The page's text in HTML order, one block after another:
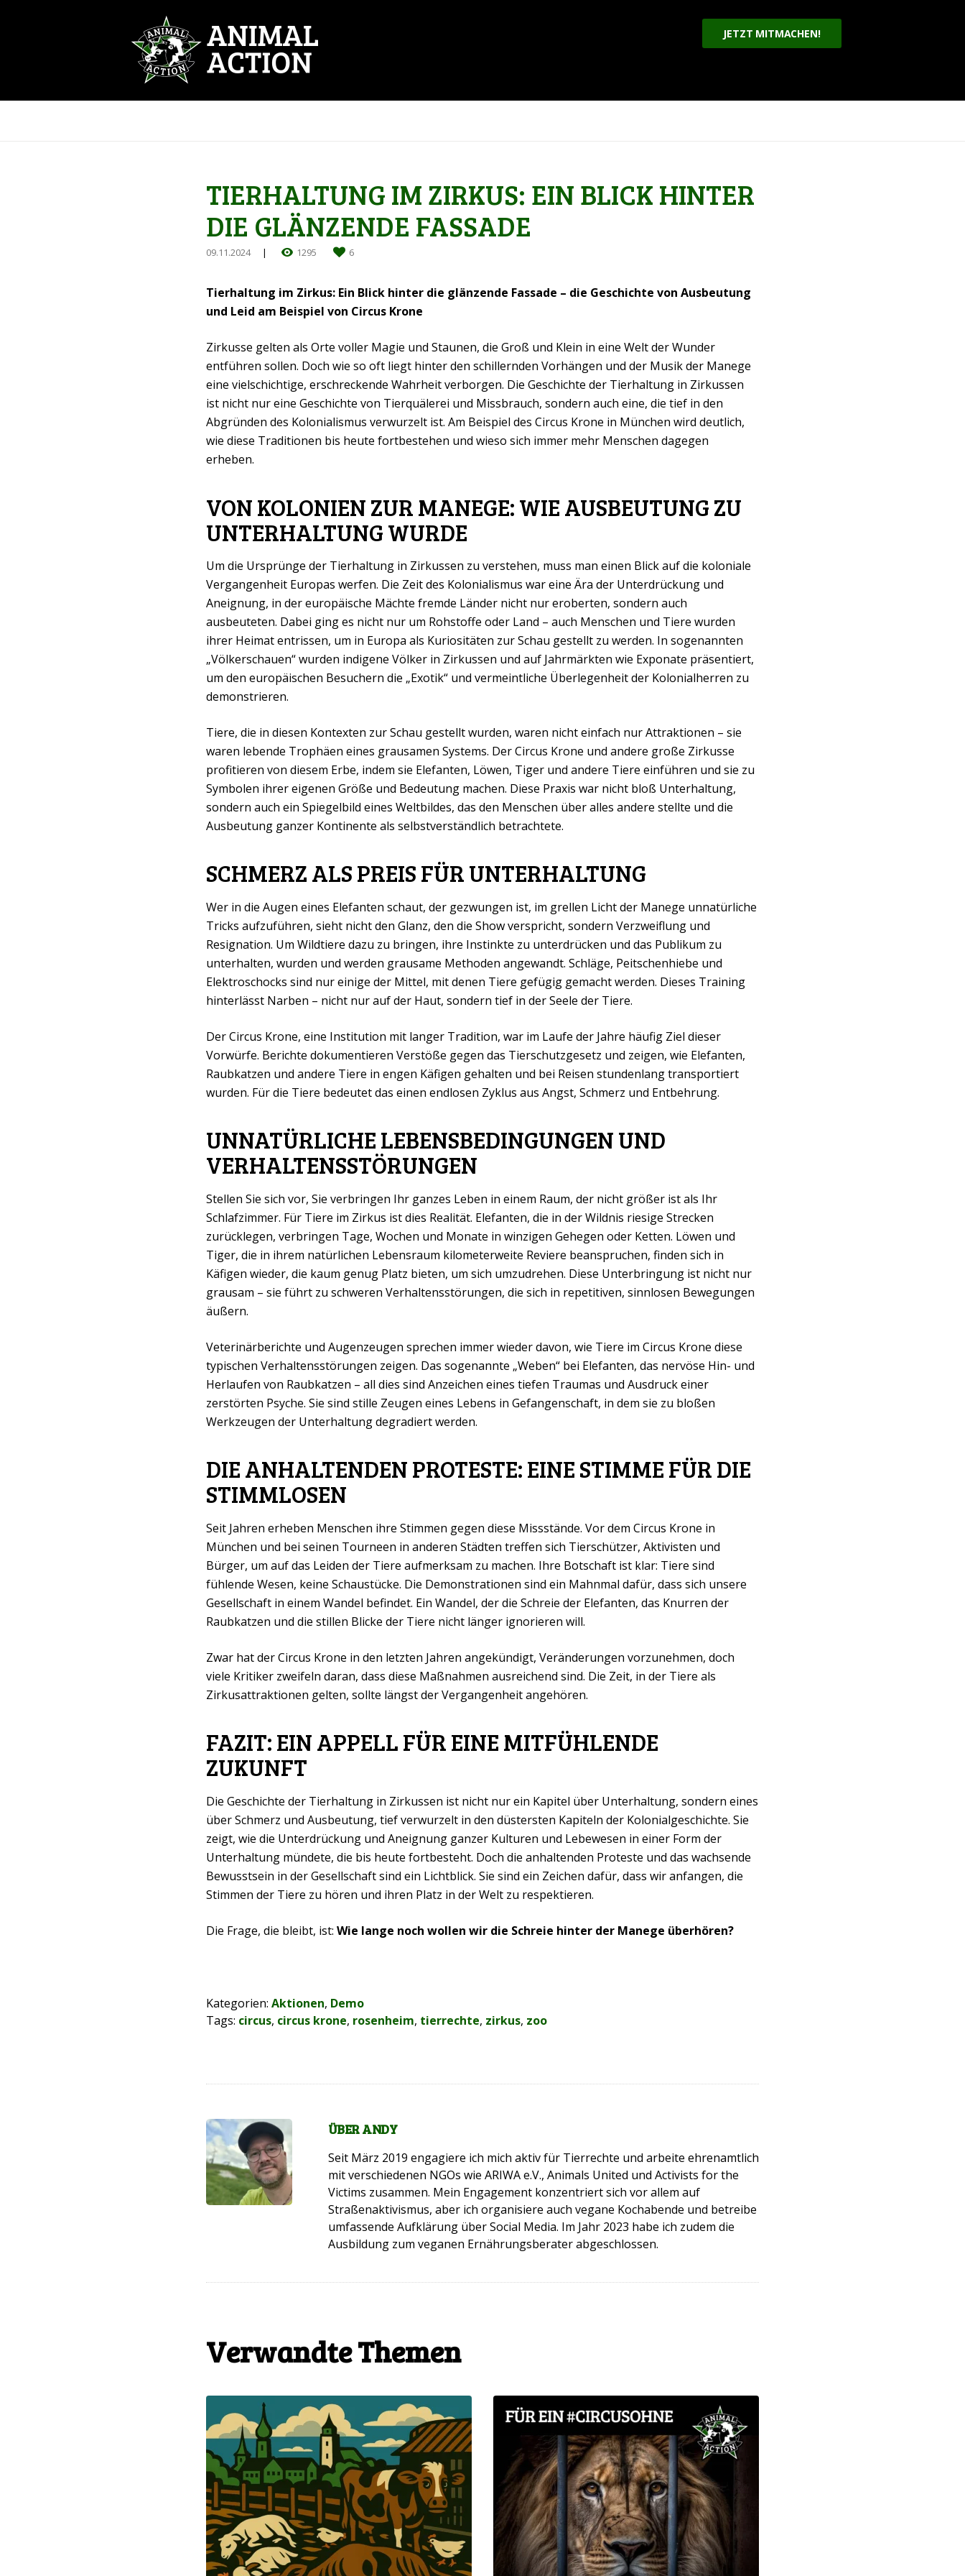
JETZT MITMACHEN!
TIERHALTUNG IM ZIRKUS: EIN BLICK HINTER
DIE GLÄNZENDE FASSADE
09.11.2024 1295 6
Tierhaltung im Zirkus: Ein Blick hinter die glänzende Fassade – die Geschichte von Ausbeutung
und Leid am Beispiel von Circus Krone
Zirkusse gelten als Orte voller Magie und Staunen, die Groß und Klein in eine Welt der Wunder
entführen sollen. Doch wie so oft liegt hinter den schillernden Vorhängen und der Musik der Manege
eine vielschichtige, erschreckende Wahrheit verborgen. Die Geschichte der Tierhaltung in Zirkussen
ist nicht nur eine Geschichte von Tierquälerei und Missbrauch, sondern auch eine, die tief in den
Abgründen des Kolonialismus verwurzelt ist. Am Beispiel des Circus Krone in München wird deutlich,
wie diese Traditionen bis heute fortbestehen und wieso sich immer mehr Menschen dagegen
erheben.
VON KOLONIEN ZUR MANEGE: WIE AUSBEUTUNG ZU
UNTERHALTUNG WURDE
Um die Ursprünge der Tierhaltung in Zirkussen zu verstehen, muss man einen Blick auf die koloniale
Vergangenheit Europas werfen. Die Zeit des Kolonialismus war eine Ära der Unterdrückung und
Aneignung, in der europäische Mächte fremde Länder nicht nur eroberten, sondern auch
ausbeuteten. Dabei ging es nicht nur um Rohstoffe oder Land – auch Menschen und Tiere wurden
ihrer Heimat entrissen, um in Europa als Kuriositäten zur Schau gestellt zu werden. In sogenannten
„Völkerschauen“ wurden indigene Völker in Zirkussen und auf Jahrmärkten wie Exponate präsentiert,
um den europäischen Besuchern die „Exotik“ und vermeintliche Überlegenheit der Kolonialherren zu
demonstrieren.
Tiere, die in diesen Kontexten zur Schau gestellt wurden, waren nicht einfach nur Attraktionen – sie
waren lebende Trophäen eines grausamen Systems. Der Circus Krone und andere große Zirkusse
profitieren von diesem Erbe, indem sie Elefanten, Löwen, Tiger und andere Tiere einführen und sie zu
Symbolen ihrer eigenen Größe und Bedeutung machen. Diese Praxis war nicht bloß Unterhaltung,
sondern auch ein Spiegelbild eines Weltbildes, das den Menschen über alles andere stellte und die
Ausbeutung ganzer Kontinente als selbstverständlich betrachtete.
SCHMERZ ALS PREIS FÜR UNTERHALTUNG
Wer in die Augen eines Elefanten schaut, der gezwungen ist, im grellen Licht der Manege unnatürliche
Tricks aufzuführen, sieht nicht den Glanz, den die Show verspricht, sondern Verzweiflung und
Resignation. Um Wildtiere dazu zu bringen, ihre Instinkte zu unterdrücken und das Publikum zu
unterhalten, wurden und werden grausame Methoden angewandt. Schläge, Peitschenhiebe und
Elektroschocks sind nur einige der Mittel, mit denen Tiere gefügig gemacht werden. Dieses Training
hinterlässt Narben – nicht nur auf der Haut, sondern tief in der Seele der Tiere.
Der Circus Krone, eine Institution mit langer Tradition, war im Laufe der Jahre häufig Ziel dieser
Vorwürfe. Berichte dokumentieren Verstöße gegen das Tierschutzgesetz und zeigen, wie Elefanten,
Raubkatzen und andere Tiere in engen Käfigen gehalten und bei Reisen stundenlang transportiert
wurden. Für die Tiere bedeutet das einen endlosen Zyklus aus Angst, Schmerz und Entbehrung.
UNNATÜRLICHE LEBENSBEDINGUNGEN UND
VERHALTENSSTÖRUNGEN
Stellen Sie sich vor, Sie verbringen Ihr ganzes Leben in einem Raum, der nicht größer ist als Ihr
Schlafzimmer. Für Tiere im Zirkus ist dies Realität. Elefanten, die in der Wildnis riesige Strecken
zurücklegen, verbringen Tage, Wochen und Monate in winzigen Gehegen oder Ketten. Löwen und
Tiger, die in ihrem natürlichen Lebensraum kilometerweite Reviere beanspruchen, finden sich in
Käfigen wieder, die kaum genug Platz bieten, um sich umzudrehen. Diese Unterbringung ist nicht nur
grausam – sie führt zu schweren Verhaltensstörungen, die sich in repetitiven, sinnlosen Bewegungen
äußern.
Veterinärberichte und Augenzeugen sprechen immer wieder davon, wie Tiere im Circus Krone diese
typischen Verhaltensstörungen zeigen. Das sogenannte „Weben“ bei Elefanten, das nervöse Hin- und
Herlaufen von Raubkatzen – all dies sind Anzeichen eines tiefen Traumas und Ausdruck einer
zerstörten Psyche. Sie sind stille Zeugen eines Lebens in Gefangenschaft, in dem sie zu bloßen
Werkzeugen der Unterhaltung degradiert werden.
DIE ANHALTENDEN PROTESTE: EINE STIMME FÜR DIE
STIMMLOSEN
Seit Jahren erheben Menschen ihre Stimmen gegen diese Missstände. Vor dem Circus Krone in
München und bei seinen Tourneen in anderen Städten treffen sich Tierschützer, Aktivisten und
Bürger, um auf das Leiden der Tiere aufmerksam zu machen. Ihre Botschaft ist klar: Tiere sind
fühlende Wesen, keine Schaustücke. Die Demonstrationen sind ein Mahnmal dafür, dass sich unsere
Gesellschaft in einem Wandel befindet. Ein Wandel, der die Schreie der Elefanten, das Knurren der
Raubkatzen und die stillen Blicke der Tiere nicht länger ignorieren will.
Zwar hat der Circus Krone in den letzten Jahren angekündigt, Veränderungen vorzunehmen, doch
viele Kritiker zweifeln daran, dass diese Maßnahmen ausreichend sind. Die Zeit, in der Tiere als
Zirkusattraktionen gelten, sollte längst der Vergangenheit angehören.
FAZIT: EIN APPELL FÜR EINE MITFÜHLENDE
ZUKUNFT
Die Geschichte der Tierhaltung in Zirkussen ist nicht nur ein Kapitel über Unterhaltung, sondern eines
über Schmerz und Ausbeutung, tief verwurzelt in den düstersten Kapiteln der Kolonialgeschichte. Sie
zeigt, wie die Unterdrückung und Aneignung ganzer Kulturen und Lebewesen in einer Form der
Unterhaltung mündete, die bis heute fortbesteht. Doch die anhaltenden Proteste und das wachsende
Bewusstsein in der Gesellschaft sind ein Lichtblick. Sie sind ein Zeichen dafür, dass wir anfangen, die
Stimmen der Tiere zu hören und ihren Platz in der Welt zu respektieren.
Die Frage, die bleibt, ist: Wie lange noch wollen wir die Schreie hinter der Manege überhören?
Kategorien: Aktionen, Demo
Tags: circus, circus krone, rosenheim, tierrechte, zirkus, zoo
ÜBERANDY
Seit März 2019 engagiere ich mich aktiv für Tierrechte und arbeite ehrenamtlich
mit verschiedenen NGOs wie ARIWA e.V., Animals United und Activists for the
Victims zusammen. Mein Engagement konzentriert sich vor allem auf
Straßenaktivismus, aber ich organisiere auch vegane Kochabende und betreibe
umfassende Aufklärung über Social Media. Im Jahr 2023 habe ich zudem die
Ausbildung zum veganen Ernährungsberater abgeschlossen.
Verwandte Themen